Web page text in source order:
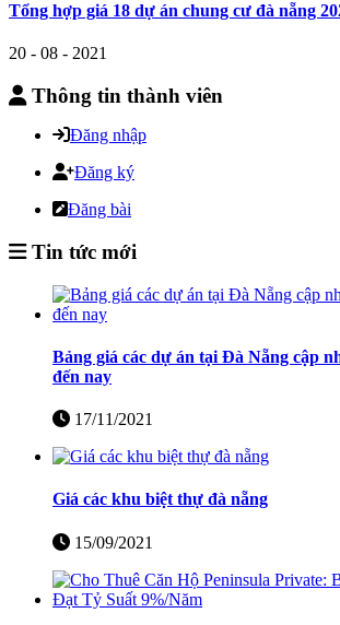
Tổng hợp giá 18 dự án chung cư đà nẵng
20 - 08 - 2021
Thông tin thành viên
Đăng nhập
Đăng ký
Đăng bài
Tin tức mới
Bảng giá các dự án tại Đà Nẵng cập
đến nay
17/11/2021
Giá các khu biệt thự đà nẵng
15/09/2021